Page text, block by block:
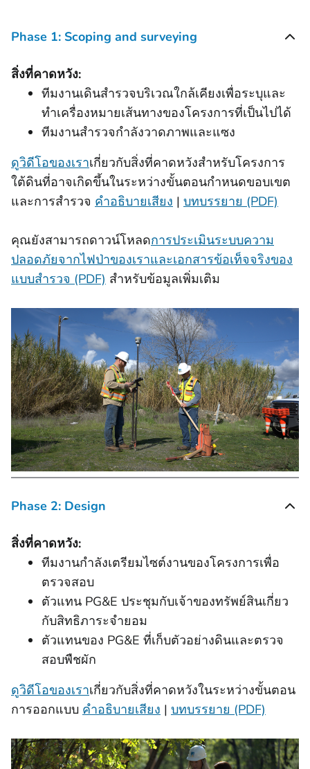
Phase 1: Scoping and surveying
สิ่งที่คาดหวัง:
ทีมงานเดินสำรวจบริเวณใกล้เคียงเพื่อระบุและ
ทำเครื่องหมายเส้นทางของโครงการที่เป็นไปได้
ทีมงานสํารวจกําลังวาดภาพและแซง
ดูวิดีโอของเราเกี่ยวกับสิ่งที่คาดหวังสําหรับโครงการ
ใต้ดินที่อาจเกิดขึ้นในระหว่างขั้นตอนกําหนดขอบเขต
และการสํารวจ คําอธิบายเสียง | บทบรรยาย (PDF)
คุณยังสามารถดาวน์โหลดการประเมินระบบความ
ปลอดภัยจากไฟป่าของเราและเอกสารข้อเท็จจริงของ
แบบสํารวจ (PDF) สําหรับข้อมูลเพิ่มเติม
Phase 2: Design
สิ่งที่คาดหวัง:
ทีมงานกําลังเตรียมไซต์งานของโครงการเพื่อ
ตรวจสอบ
ตัวแทน PG&E ประชุมกับเจ้าของทรัพย์สินเกี่ยว
กับสิทธิภาระจำยอม
ตัวแทนของ PG&E ที่เก็บตัวอย่างดินและตรวจ
สอบพืชผัก
ดูวิดีโอของเราเกี่ยวกับสิ่งที่คาดหวังในระหว่างขั้นตอน
การออกแบบ คําอธิบายเสียง | บทบรรยาย (PDF)